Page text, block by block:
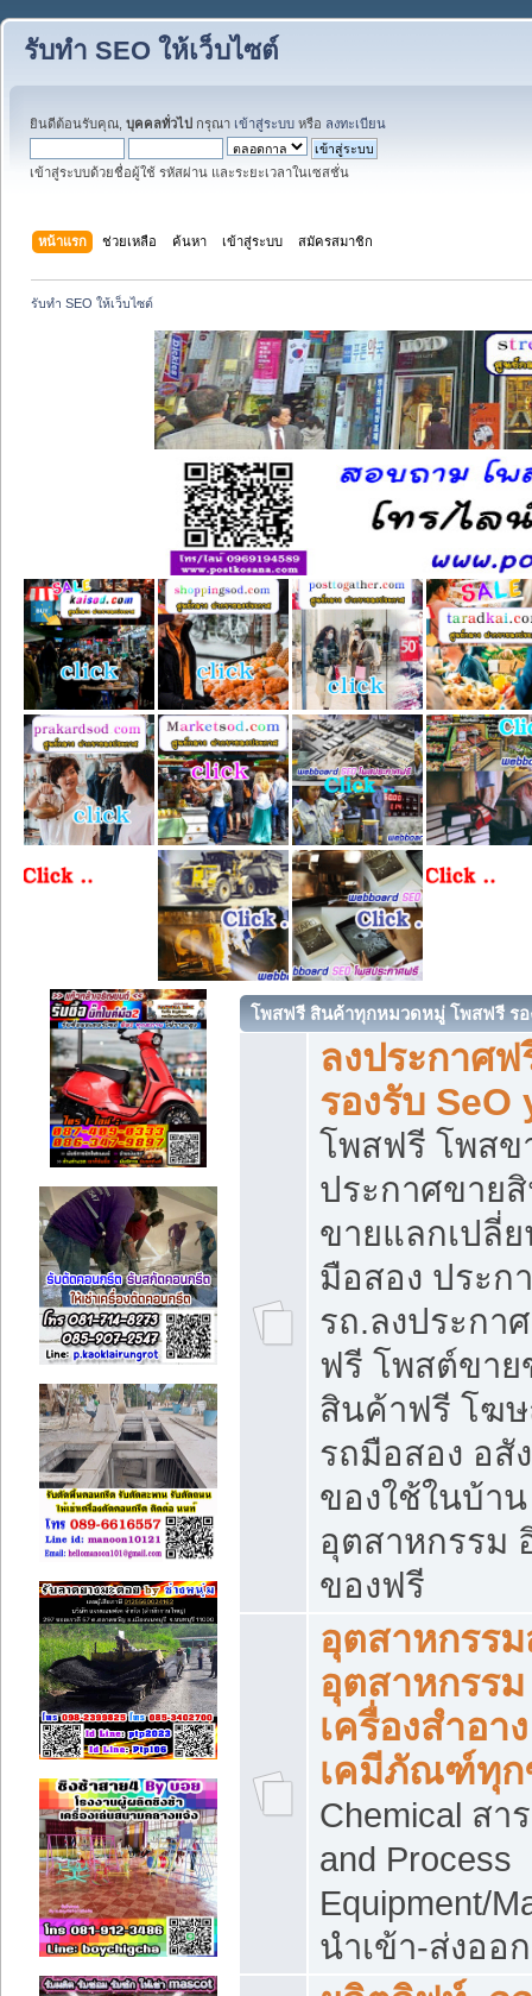
รับทำ SEO ให้เว็บไซต์
ยินดีต้อนรับคุณ, บุคคลทั่วไป กรุณา เข้าสู่ระบบ หรือ ลงทะเบียน
เข้าสู่ระบบด้วยชื่อผู้ใช้ รหัสผ่าน และระยะเวลาในเซสชั่น
หน้าแรก ช่วยเหลือ ค้นหา เข้าสู่ระบบ สมัครสมาชิก
รับทำ SEO ให้เว็บไซต์
โพสฟรี สินค้าทุกหมวดหมู่ โพสฟรี รอ
ลงประกาศ
รองรับ
โพสฟรี โพสข
ประกาศขาย
ขายแลกเปลี่
มือสอง ประก
รถ.ลงประกา
ฟรี โพสต์ขา
สินค้าฟรี โฆ
รถมือสอง อสั
ของใช้ในบ้า
อุตสาหกรรม
ของฟรี
อุตสาหกรรม
อุตสาหกรรม
เครื่องสำอา
เคมีภัณฑ์ทุ
Chemical สา
and Process
Equipment/
นำเข้า-ส่งอ